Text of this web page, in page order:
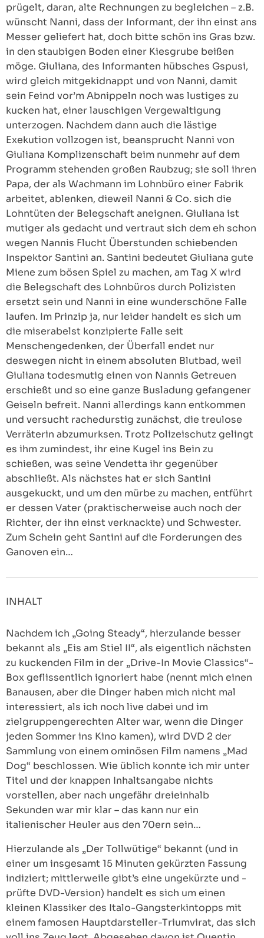
prügelt, daran, alte Rechnungen zu begleichen – z.B.
wünscht Nanni, dass der Informant, der ihn einst ans
Messer geliefert hat, doch bitte schön ins Gras bzw.
in den staubigen Boden einer Kiesgrube beißen
möge. Giuliana, des Informanten hübsches Gspusi,
wird gleich mitgekidnappt und von Nanni, damit
sein Feind vor’m Abnippeln noch was lustiges zu
kucken hat, einer lauschigen Vergewaltigung
unterzogen. Nachdem dann auch die lästige
Exekution vollzogen ist, beansprucht Nanni von
Giuliana Komplizenschaft beim nunmehr auf dem
Programm stehenden großen Raubzug; sie soll ihren
Papa, der als Wachmann im Lohnbüro einer Fabrik
arbeitet, ablenken, dieweil Nanni & Co. sich die
Lohntüten der Belegschaft aneignen. Giuliana ist
mutiger als gedacht und vertraut sich dem eh schon
wegen Nannis Flucht Überstunden schiebenden
Inspektor Santini an. Santini bedeutet Giuliana gute
Miene zum bösen Spiel zu machen, am Tag X wird
die Belegschaft des Lohnbüros durch Polizisten
ersetzt sein und Nanni in eine wunderschöne Falle
laufen. Im Prinzip ja, nur leider handelt es sich um
die miserabelst konzipierte Falle seit
Menschengedenken, der Überfall endet nur
deswegen nicht in einem absoluten Blutbad, weil
Giuliana todesmutig einen von Nannis Getreuen
erschießt und so eine ganze Busladung gefangener
Geiseln befreit. Nanni allerdings kann entkommen
und versucht rachedurstig zunächst, die treulose
Verräterin abzumurksen. Trotz Polizeischutz gelingt
es ihm zumindest, ihr eine Kugel ins Bein zu
schießen, was seine Vendetta ihr gegenüber
abschließt. Als nächstes hat er sich Santini
ausgekuckt, und um den mürbe zu machen, entführt
er dessen Vater (praktischerweise auch noch der
Richter, der ihn einst verknackte) und Schwester.
Zum Schein geht Santini auf die Forderungen des
Ganoven ein…
INHALT
Nachdem ich „Going Steady“, hierzulande besser
bekannt als „Eis am Stiel II“, als eigentlich nächsten
zu kuckenden Film in der „Drive-In Movie Classics“-
Box geflissentlich ignoriert habe (nennt mich einen
Banausen, aber die Dinger haben mich nicht mal
interessiert, als ich noch live dabei und im
zielgruppengerechten Alter war, wenn die Dinger
jeden Sommer ins Kino kamen), wird DVD 2 der
Sammlung von einem ominösen Film namens „Mad
Dog“ beschlossen. Wie üblich konnte ich mir unter
Titel und der knappen Inhaltsangabe nichts
vorstellen, aber nach ungefähr dreieinhalb
Sekunden war mir klar – das kann nur ein
italienischer Heuler aus den 70ern sein…
Hierzulande als „Der Tollwütige“ bekannt (und in
einer um insgesamt 15 Minuten gekürzten Fassung
indiziert; mittlerweile gibt’s eine ungekürzte und -
prüfte DVD-Version) handelt es sich um einen
kleinen Klassiker des Italo-Gangsterkintopps mit
einem famosen Hauptdarsteller-Triumvirat, das sich